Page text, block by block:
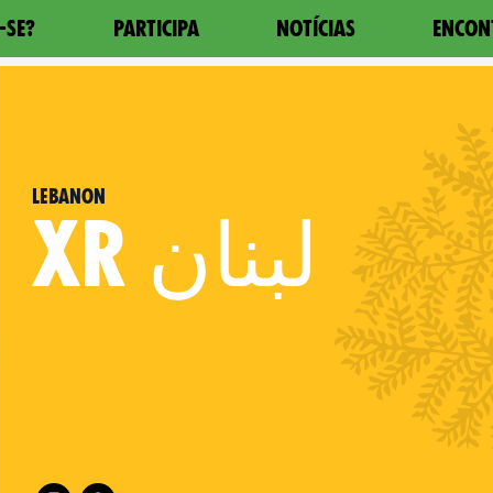
SE? PARTICIPA NOTÍCIAS
Lebanon
XR لبنان
Follow XR Lebanon on